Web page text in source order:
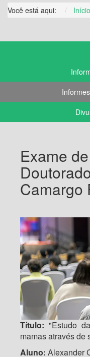
Você está aqui: Início
Exame
Camargo
Título: "Estudo
mamas através de
Aluno: Alexander